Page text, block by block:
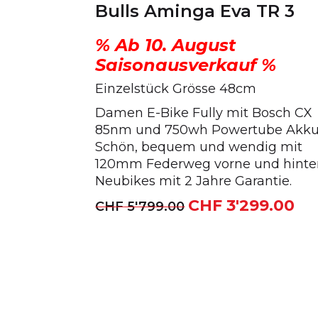
Bulls Aminga Eva TR 3
% Ab 10. August
Saisonausverkauf %
Einzelstück Grösse 48cm
Damen E-Bike Fully mit Bosch CX
85nm und 750wh Powertube
Schön, bequem und wendig mit
120mm Federweg vorne und
Neubikes mit 2 Jahre Garantie.
CHF5'799.00 Ursprünglicher
CHF 3'299.00